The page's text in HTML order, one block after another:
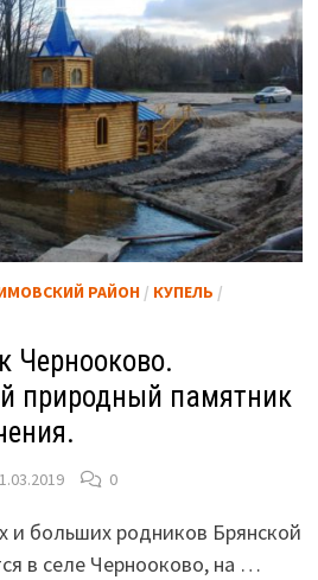
РАЙОН/ КУПЕЛЬ /
Чернооково.
природный памятник
0
и больших родников Брянской
в селе Чернооково, на …